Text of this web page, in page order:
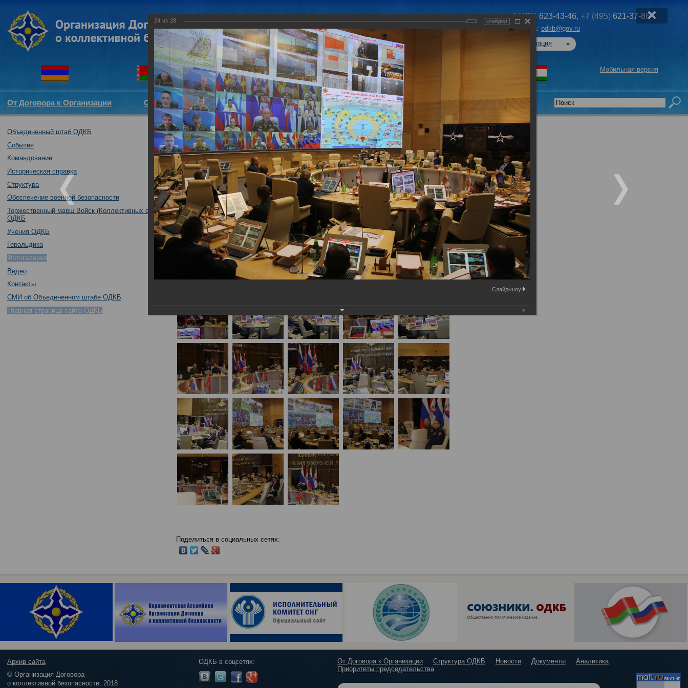
+7 (495) 623-43-46, +7 (495) 621-37-86
Эл. почта: odkb@gov.ru
Авторизация
Мобильная версия
От Договора к Организации Структура ОДКБ Новости Документы Аналитика Приоритеты председательства
Объединенный штаб ОДКБ
События
Командование
Историческая справка
Структура
Обеспечение военной безопасности
Торжественный марш Войск (Коллективных сил)
ОДКБ
Учения ОДКБ
Геральдика
Фотогалерея
Видео
Контакты
СМИ об Объединенном штабе ОДКБ
Главная страница сайта ОДКБ
Участие Объединенного штаба ОДКБ в заседании Координационного совещания председателей
комитетов (комиссий) по обороне и безопасности парламентов государств-членов ОДКБ при
Совете Парламентской Ассамблеи ОДКБ
02.10.2017
Поделиться в социальных сетях:
Архив сайта
© Организация Договора
о коллективной безопасности, 2018
ОДКБ в соцсетях: От Договора к Организации Структура ОДКБ Новости Документы
Аналитика
Приоритеты председательства
24 из 28 слайдер
Слайд-шоу: